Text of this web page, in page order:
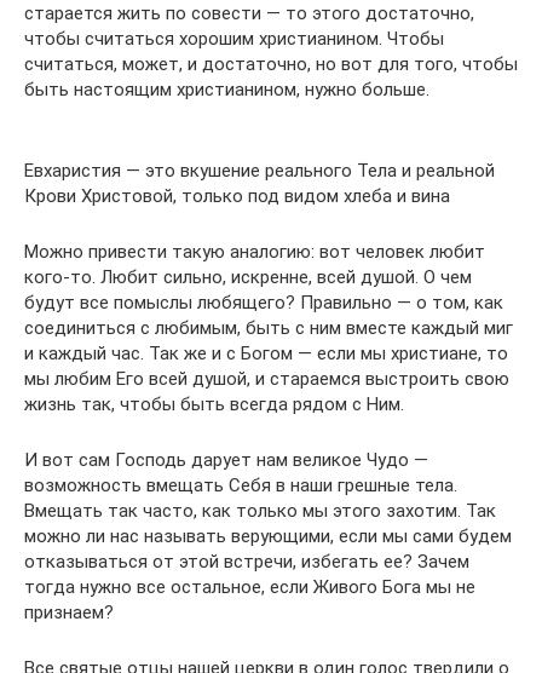
старается жить по совести — то этого достаточно,
чтобы считаться хорошим христианином. Чтобы
считаться, может, и достаточно, но вот для того, чтобы
быть настоящим христианином, нужно больше.
Евхаристия — это вкушение реального Тела и реальной
Крови Христовой, только под видом хлеба и вина
Можно привести такую аналогию: вот человек любит
кого-то. Любит сильно, искренне, всей душой. О чем
будут все помыслы любящего? Правильно — о том, как
соединиться с любимым, быть с ним вместе каждый миг
и каждый час. Так же и с Богом — если мы христиане, то
мы любим Его всей душой, и стараемся выстроить свою
жизнь так, чтобы быть всегда рядом с Ним.
И вот сам Господь дарует нам великое Чудо —
возможность вмещать Себя в наши грешные тела.
Вмещать так часто, как только мы этого захотим. Так
можно ли нас называть верующими, если мы сами будем
отказываться от этой встречи, избегать ее? Зачем
тогда нужно все остальное, если Живого Бога мы не
признаем?
Все святые отцы нашей церкви в один голос твердили о